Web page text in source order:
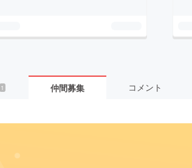
1 仲間募集 コメント